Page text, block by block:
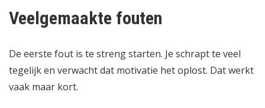
Veelgemaakte fouten
De eerste fout is te streng starten. Je schrapt te veel
tegelijk en verwacht dat motivatie het oplost. Dat werkt
vaak maar kort.